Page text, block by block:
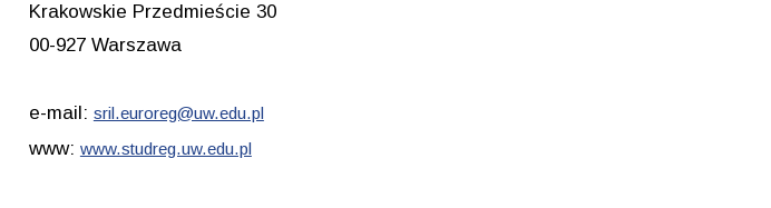
Krakowskie Przedmieście 30
00-927 Warszawa
e-mail: sril.euroreg@uw.edu.pl
www: www.studreg.uw.edu.pl